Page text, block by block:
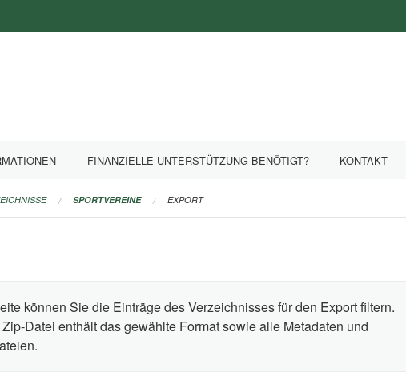
FINANZIELLE UNTERSTÜTZUNG BENÖTIGT? KONTAKT
SPORTVEREINE EXPORT
können Sie die Einträge des Verzeichnisses für den Export filtern.
Datei enthält das gewählte Format sowie alle Metadaten und